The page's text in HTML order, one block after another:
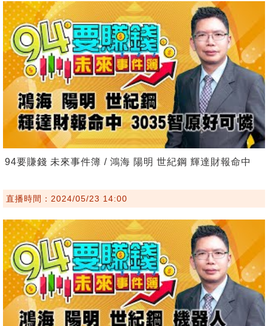
94要賺錢 未來事件簿 / 鴻海 陽明 世紀鋼 輝達財報命中
直播時間：2024/05/23 14:00